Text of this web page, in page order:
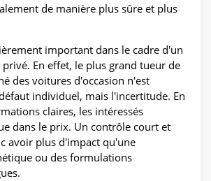
de manière plus sûre et plus
important dans le cadre d'un
En effet, le plus grand tueur de
des voitures d'occasion n'est
individuel, mais l'incertitude. En
claires, les intéressés
dans le prix. Un contrôle court et
avoir plus d'impact qu'une
ou des formulations